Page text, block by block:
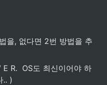
을, 없다면 2번 방법을 추
R.  OS도 최신이어야 하
.. )